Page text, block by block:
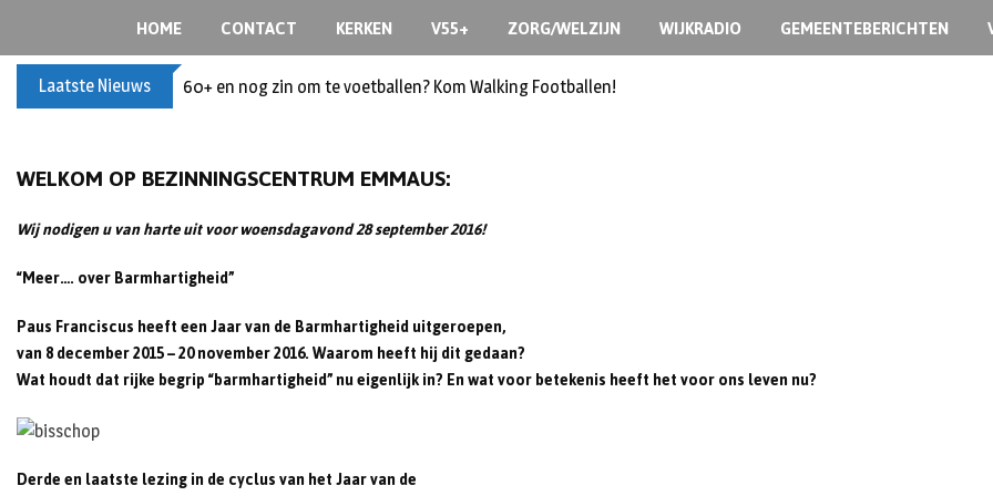
content
HOME CONTACT KERKEN V55+ ZORG/WELZIJN WIJKRADIO GEMEENTEBERICHTEN
Laatste Nieuws 60+ en nog zin om te voetballen? Kom Walking Footballen!
WELKOM OP BEZINNINGSCENTRUM EMMAUS:
Wij nodigen u van harte uit voorwoensdagavond 28 september 2016!
“Meer…. over Barmhartigheid”
Paus Franciscus heeft een Jaar van de Barmhartigheid uitgeroepen,
van 8 december 2015 – 20 november 2016. Waarom heeft hij dit gedaan?
Wat houdt dat rijke begrip “barmhartigheid” nu eigenlijk in? En wat voor betekenis heeft het voor ons leven nu?
Derde en laatste lezing in de cyclus van het Jaar van de